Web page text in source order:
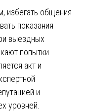
избегать общения
показания
выездных
попытки
акт и
и
уровней.